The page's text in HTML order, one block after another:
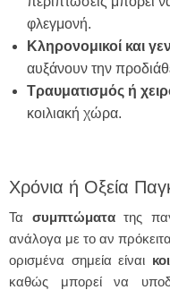
φλεγμονή.
Κληρονομικοί και
αυξάνουν την
Τραυματισμός ή
κοιλιακή χώρα.
Χρόνια ή Οξεία
Τα συμπτώματατης
ανάλογα με το αν
ορισμένα σημεία είναι
καθώς μπορεί να